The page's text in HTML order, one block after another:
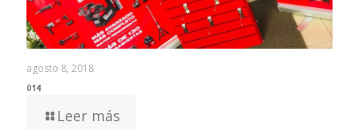
agosto 8, 2018
014
Leer más